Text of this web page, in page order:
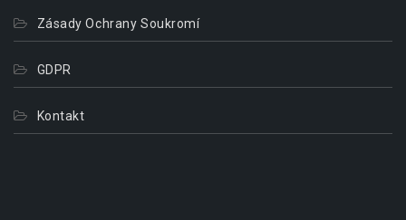
Zásady Ochrany Soukromí
GDPR
Kontakt